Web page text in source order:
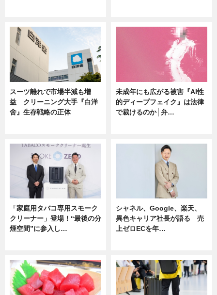
スーツ離れで市場半減も増
益 クリーニング大手『白洋
舍』生存戦略の正体
未成年にも広がる被害『AI性
的ディープフェイク』は法律
で裁けるのか│弁…
「家庭用タバコ専用スモーク
クリーナー」登場！“最後の分
煙空間”に参入し…
シャネル、Google、楽天、
異色キャリア社長が語る 売
上ゼロECを年…